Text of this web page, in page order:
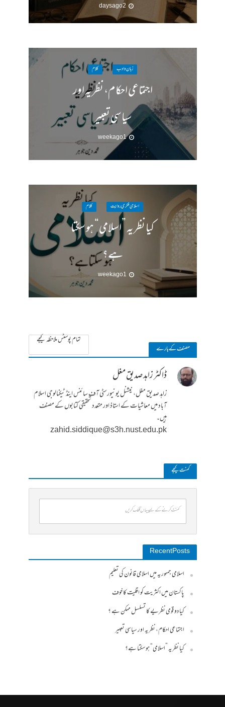
2 days ago
زبان وادب کلام
اجتماعی احکام، نظریہ اور
سیاسی تعبیر
1 week ago
اسلامی فکری روایت کلام
کیا نظریہ ”اسلامی“ ہو سکتا
ہے؟
1 week ago
مصنف کے بارے
تمام پوسٹس ملاحظہ کیجے
ڈاکٹر زاہد صدیق مغل
زاہد صدیق مغل، نیشنل یونیورسٹی آف سائنس اینڈ ٹیکنالوجی اسلام
آباد میں معاشیات کے استاذ اور متعدد تحقیقی کتابوں کے مصنف
ہیں۔
zahid.siddique@s3h.nust.edu.pk
کمنت کیجے
کمنٹ کرنے کے لیے یہاں کلک کریں
Recent Posts
اسلامی جمہوریہ میں اسلامی قانون کی تعلیم
پاکستان میں اکثریت کو اقلیت کا خوف
کیا دو قومی نظریے کا تسلسل ممکن ہے ؟
اجتماعی احکام، نظریہ اور سیاسی تعبیر
کیا نظریہ ”اسلامی“ ہو سکتا ہے؟